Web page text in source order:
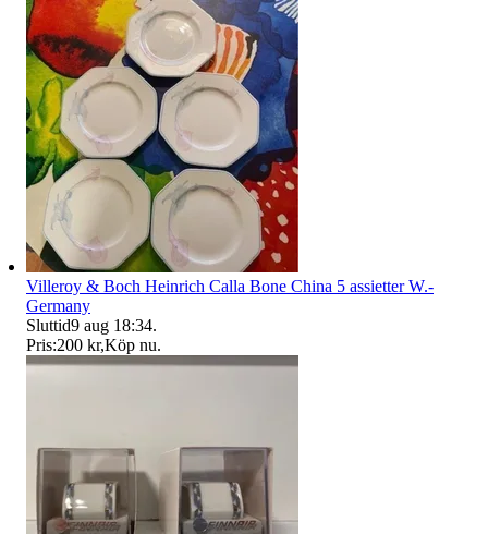
Villeroy & Boch Heinrich Calla Bone China 5 assietter W.-
Germany
Sluttid9 aug 18:34.
Pris:200 kr,Köp nu.